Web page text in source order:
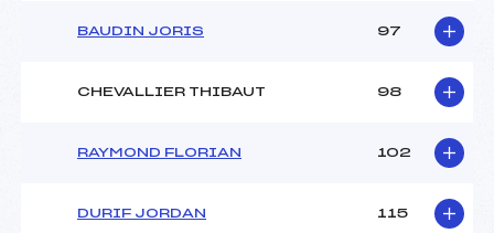
BAUDIN JORIS 97
CHEVALLIER THIBAUT 98
RAYMOND FLORIAN 102
DURIF JORDAN 115